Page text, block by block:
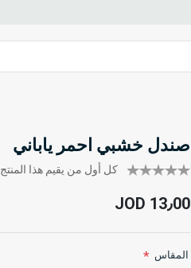
صندل خشبي احمر ياباني
كل أول من يقيم هذا المنتج
JOD 13٫00
المقاس *